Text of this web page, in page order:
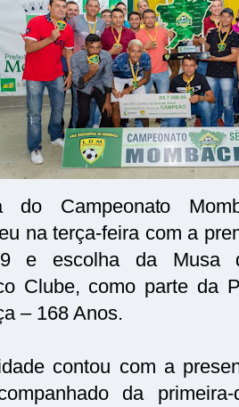
do Campeonato
na terça-feira com a
e escolha da Musa
Clube, como parte da
– 168 Anos.
contou com a
da